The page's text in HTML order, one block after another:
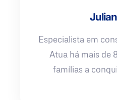
Especialista em
Atua há mais de
famílias a